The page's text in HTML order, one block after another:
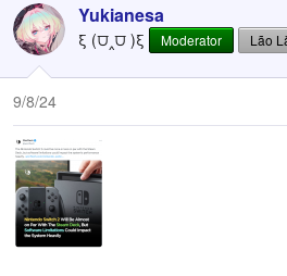
c
t
i
o
n
:
Yukianesa
ξ (⩌‸⩌ )ξ Moderator Lão
9/8/24